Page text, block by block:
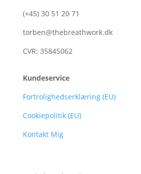
(+45) 30 51 20 71
torben@thebreathwork.dk
CVR: 35845062
Kundeservice
Fortrolighedserklæring (EU)
Cookiepolitik (EU)
Kontakt Mig